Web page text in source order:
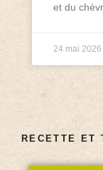
et du
24 mai 2026
RECETTE ET